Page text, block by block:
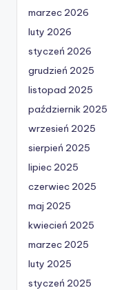
marzec 2026
luty 2026
styczeń 2026
grudzień 2025
listopad 2025
październik 2025
wrzesień 2025
sierpień 2025
lipiec 2025
czerwiec 2025
maj 2025
kwiecień 2025
marzec 2025
luty 2025
styczeń 2025